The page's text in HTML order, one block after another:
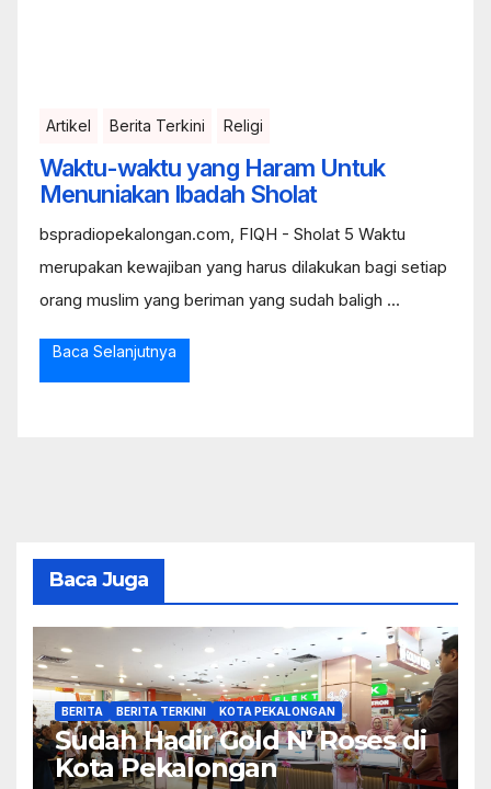
Artikel Berita Terkini Religi
Waktu-waktu yang Haram Untuk
Menuniakan Ibadah Sholat
bspradiopekalongan.com, FIQH - Sholat 5 Waktu
merupakan kewajiban yang harus dilakukan bagi setiap
orang muslim yang beriman yang sudah baligh ...
Baca Selanjutnya
Baca Juga
BERITA BERITA TERKINI KOTA PEKALONGAN
Sudah Hadir Gold N’ Roses di
Kota Pekalongan